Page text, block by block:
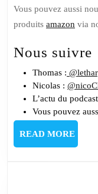
Vous pouvez aussi
produits amazon via
Nous suivre
Thomas :
Nicolas :
L’actu du
Vous pouvez
READ MOREREAD
MORE